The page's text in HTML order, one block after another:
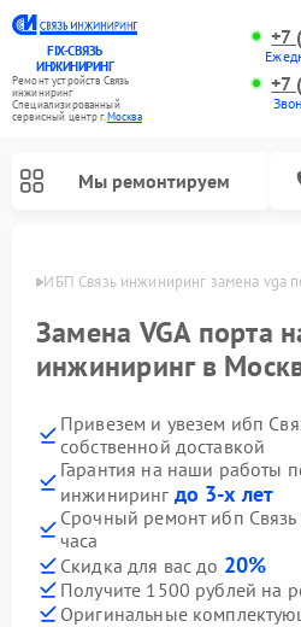
FIX-СВЯЗЬ
ИНЖИНИРИНГ
Ремонт устройств Связь
инжиниринг
Специализированный
cервисный центр г.Москва
+7
+7
Мы ремонтируем
ИБП Связь инжиниринг замена vga
Замена VGA порта
инжиниринг в
Привезем и увезем ибп
собственной доставкой
Гарантия на наши работы
инжиниринг до 3-х лет
Срочный ремонт ибп
часа
Скидка для вас до 20%
Получите 1500 рублей на
Оригинальные